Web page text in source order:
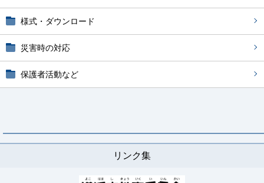
様式・ダウンロード
災害時の対応
保護者活動など
リンク集